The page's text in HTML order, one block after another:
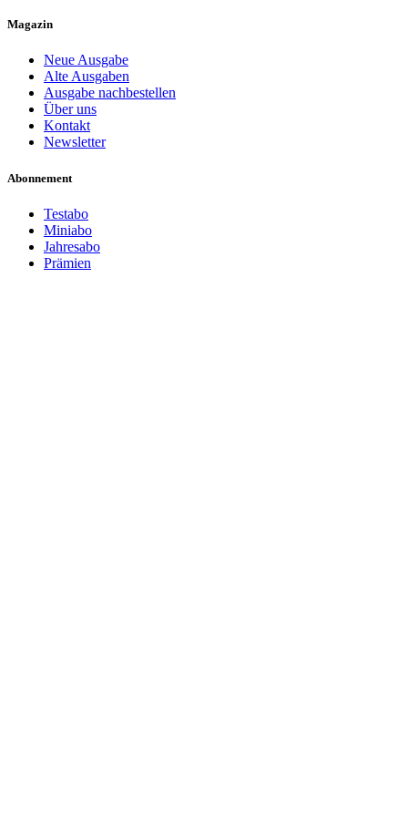
Magazin
Neue Ausgabe
Alte Ausgaben
Ausgabe nachbestellen
Über uns
Kontakt
Newsletter
Abonnement
Testabo
Miniabo
Jahresabo
Prämien